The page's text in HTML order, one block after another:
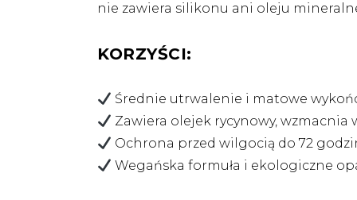
nie zawiera silikonu ani oleju
KORZYŚCI:
Średnie utrwalenie i matowe
Zawiera olejek rycynowy, wzmacnia
Ochrona przed wilgocią do 72
Wegańska formuła i ekologiczne